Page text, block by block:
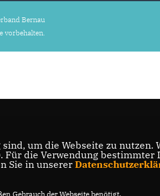
Bernau
vorbehalten.
um die Webseite zu
Für die Verwendung
Sie in unserer
Gebrauch der Webseite benötigt.